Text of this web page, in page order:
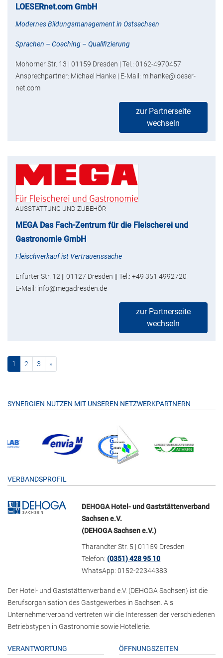
LOESERnet.com GmbH
Modernes Bildungsmanagement in Ostsachsen
Sprachen – Coaching – Qualifizierung
Mohorner Str. 13 | 01159 Dresden | Tel.: 0162-4970457
Ansprechpartner: Michael Hanke | E-Mail: m.hanke@loeser-
net.com
zur Partnerseite
wechseln
AUSSTATTUNG UND ZUBEHÖR
MEGA Das Fach-Zentrum für die Fleischerei und
Gastronomie GmbH
Fleischverkauf ist Vertrauenssache
Erfurter Str. 12 || 01127 Dresden || Tel.: +49 351 4992720
E-Mail: info@megadresden.de
zur Partnerseite
wechseln
1 (current)
2 3 »nächste
SYNERGIEN NUTZEN MIT UNSEREN NETZWERKPARTNERN
VERBANDSPROFIL
DEHOGA Hotel- und Gaststättenverband
Sachsen e.V.
(DEHOGA Sachsen e.V.)
Tharandter Str. 5 | 01159 Dresden
Telefon:(0351) 428 95 10
WhatsApp: 0152-22344383
Der Hotel- und Gaststättenverband e.V. (DEHOGA Sachsen) ist die
Berufsorganisation des Gastgewerbes in Sachsen. Als
Unternehmerverband vertreten wir die Interessen der verschiedenen
Betriebstypen in Gastronomie sowie Hotellerie.
VERANTWORTUNG ÖFFNUNGSZEITEN